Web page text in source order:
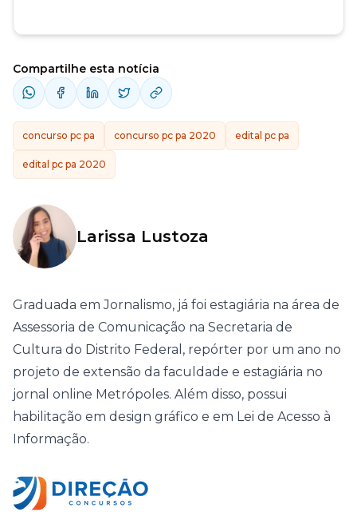
Compartilhe esta notícia
concurso pc pa concurso pc pa 2020 edital pc pa
edital pc pa 2020
Larissa Lustoza
Graduada em Jornalismo, já foi estagiária na área de
Assessoria de Comunicação na Secretaria de
Cultura do Distrito Federal, repórter por um ano no
projeto de extensão da faculdade e estagiária no
jornal online Metrópoles. Além disso, possui
habilitação em design gráfico e em Lei de Acesso à
Informação.